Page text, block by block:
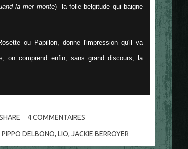
la mer monte) la folle belgitude qui baigne
ou Papillon, donne l'impression qu'il va
on comprend enfin, sans grand discours, la
SHARE 4 COMMENTAIRES
PIPPO DELBONO, LIO, JACKIE BERROYER